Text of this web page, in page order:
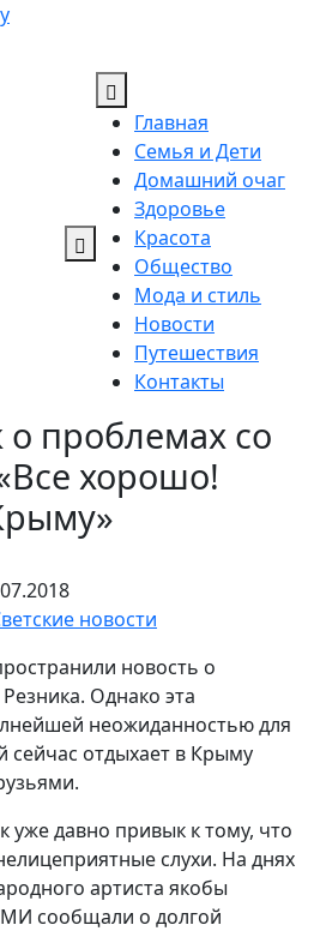
Главная
Семья и Дети
Домашний очаг
Здоровье
Красота
Общество
Мода и стиль
Новости
Путешествия
Контакты
проблемах со
хорошо!
новости
новость о
Однако эта
неожиданностью для
сейчас отдыхает в Крыму
уже давно привык к тому, что
слухи. На днях
артиста якобы
сообщали о долгой